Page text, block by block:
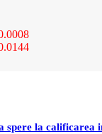
la calificarea